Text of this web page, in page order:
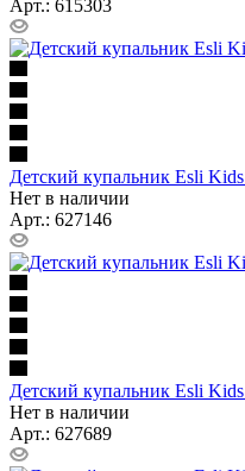
Арт.: 615303
Детский купальник Esli
Нет в наличии
Арт.: 627146
Детский купальник Esli
Нет в наличии
Арт.: 627689